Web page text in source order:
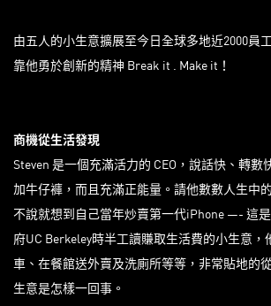
由五人的小生意擴展至今日全球多地近2000員
靠他勇於創新的精神 Break it . Make it！
商機從生活發現
Steven 是一個充滿活力的 CEO，說話快、轉數
加牛仔褲，而且充滿正能量。請他數數人生中
不說就想到自己當年炒賣第一代iPhone —- 這
府UC Berkeley時半工讀賺取生活費的小生意
車、在餐館送外賣及洗廁所等等，非常貼地的
生意是怎樣一回事。